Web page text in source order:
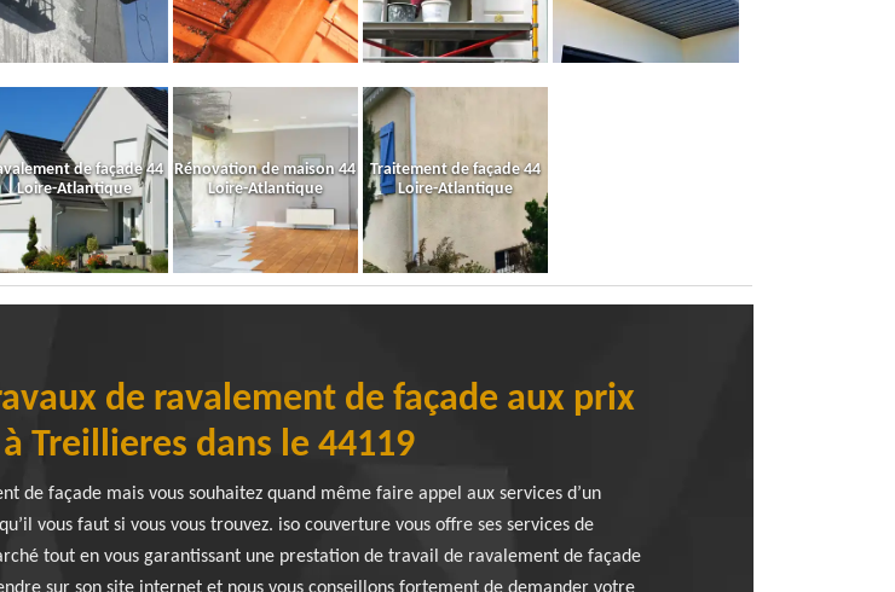
de façade 44
Loire-Atlantique
Rénovation de maison 44
Loire-Atlantique
Traitement de façade 44
Loire-Atlantique
de ravalement de façade aux prix
Treillieres dans le 44119
de façade mais vous souhaitez quand même faire appel aux services d’un
vous faut si vous vous trouvez. iso couverture vous offre ses services de
tout en vous garantissant une prestation de travail de ravalement de façade
sur son site internet et nous vous conseillons fortement de demander votre